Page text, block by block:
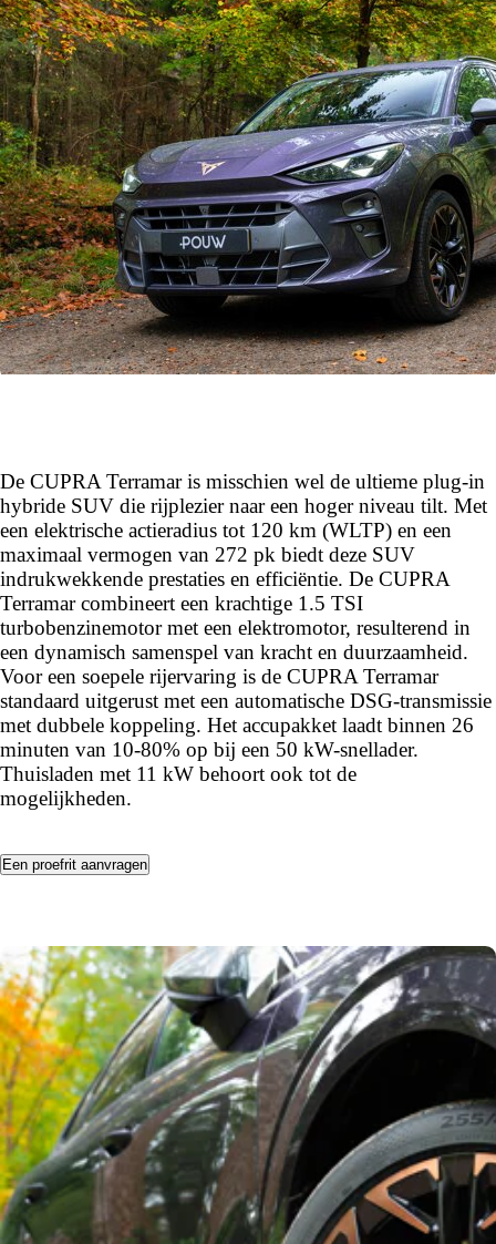
De CUPRA Terramar is misschien wel de ultieme plug-in
hybride SUV die rijplezier naar een hoger niveau tilt. Met
een elektrische actieradius tot 120 km (WLTP) en een
maximaal vermogen van 272 pk biedt deze SUV
indrukwekkende prestaties en efficiëntie. De CUPRA
Terramar combineert een krachtige 1.5 TSI
turbobenzinemotor met een elektromotor, resulterend in
een dynamisch samenspel van kracht en duurzaamheid.
Voor een soepele rijervaring is de CUPRA Terramar
standaard uitgerust met een automatische DSG-transmissie
met dubbele koppeling. Het accupakket laadt binnen 26
minuten van 10-80% op bij een 50 kW-snellader.
Thuisladen met 11 kW behoort ook tot de
mogelijkheden.
Een proefrit aanvragen